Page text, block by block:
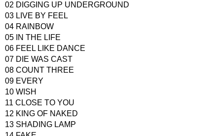
02 DIGGING UP UNDERGROUND
03 LIVE BY FEEL
04 RAINBOW
05 IN THE LIFE
06 FEEL LIKE DANCE
07 DIE WAS CAST
08 COUNT THREE
09 EVERY
10 WISH
11 CLOSE TO YOU
12 KING OF NAKED
13 SHADING LAMP